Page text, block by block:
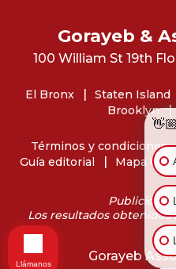
Gorayeb &
100 William St 19th
Publicidad
Los resultados
Gorayeb
El Bronx Staten Island
Brooklyn
Términos y condiciones
Guía editorial
Mapa del
Llámanos